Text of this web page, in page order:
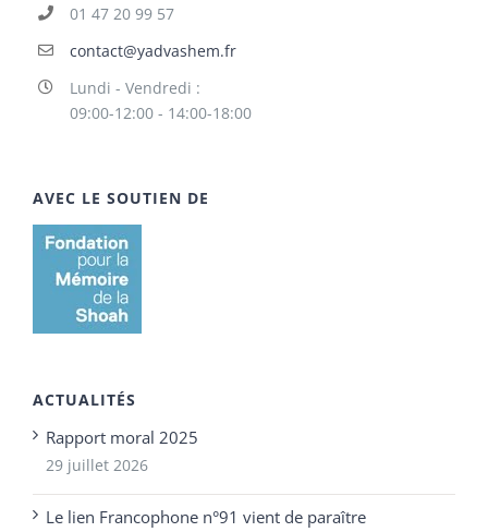
01 47 20 99 57
contact@yadvashem.fr
Lundi - Vendredi :
09:00-12:00 - 14:00-18:00
AVEC LE SOUTIEN DE
ACTUALITÉS
Rapport moral 2025
29 juillet 2026
Le lien Francophone n°91 vient de paraître